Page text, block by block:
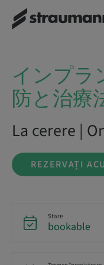
インプラント周囲
予防と治療法
インプラ
防と治療
La cerere |
REZERVAȚI
Stare
bookable